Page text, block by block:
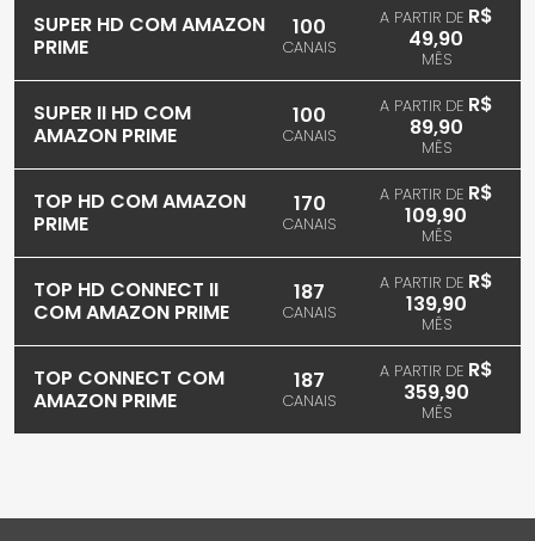
SUPER HD COM AMAZON
PRIME
100
CANAIS
A PARTIR DE R$
49,90
MÊS
SUPER II HD COM
AMAZON PRIME
100
CANAIS
A PARTIR DE R$
89,90
MÊS
TOP HD COM AMAZON
PRIME
170
CANAIS
A PARTIR DE R$
109,90
MÊS
TOP HD CONNECT II
COM AMAZON PRIME
187
CANAIS
A PARTIR DE R$
139,90
MÊS
TOP CONNECT COM
AMAZON PRIME
187
CANAIS
A PARTIR DE R$
359,90
MÊS